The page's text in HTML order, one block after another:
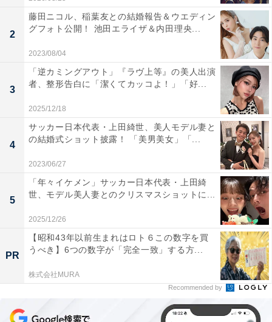
2
藤田ニコル、稲葉友との結婚報告＆ウエディン
グフォト公開！ 池田エライザ＆内田理央...
2023/08/04
3
「逆カミングアウト」『ラヴ上等』の美人出演
者、整形告白に「潔くてカッコよ！」「好...
2025/12/18
4
サッカー日本代表・上田綺世、美人モデル妻と
の結婚式ショット披露！ 「美男美女」「...
2023/06/27
5
「年々イケメン」サッカー日本代表・上田綺
世、モデル美人妻とのクリスマスショットに...
2025/12/26
PR
【昭和43年以前生まれはロト６この数字を買
うべき】6つの数字が「完全一致」する方...
株式会社MURA
Recommended by